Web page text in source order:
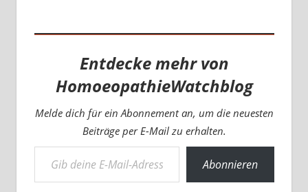
Entdecke mehr von
HomoeopathieWatchblog
Melde dich für ein Abonnement an, um die neuesten
Beiträge per E-Mail zu erhalten.
Gib deine E-Mail-Adresse ein ...
Abonnieren